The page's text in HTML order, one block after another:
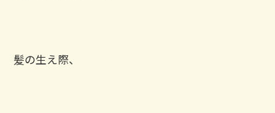
髪の生え際、